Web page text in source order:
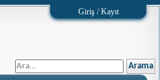
Giriş / Kayıt